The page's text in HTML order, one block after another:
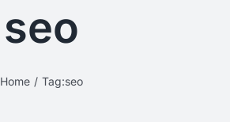
seo
Home / Tag:seo